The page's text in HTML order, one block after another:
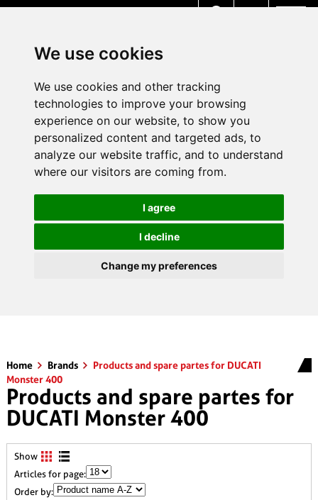
We use cookies
We use cookies and other tracking
technologies to improve your browsing
experience on our website, to show you
personalized content and targeted ads, to
analyze our website traffic, and to understand
where our visitors are coming from.
I agree
I decline
Change my preferences
Home Brands
Products and spare partes for DUCATI
Monster 400
Products and spare partes for
DUCATI Monster 400
Show
Articles for page:
Order by: